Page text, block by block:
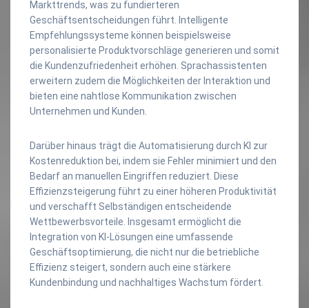
Markttrends, was zu fundierteren
Geschäftsentscheidungen führt. Intelligente
Empfehlungssysteme können beispielsweise
personalisierte Produktvorschläge generieren und somit
die Kundenzufriedenheit erhöhen. Sprachassistenten
erweitern zudem die Möglichkeiten der Interaktion und
bieten eine nahtlose Kommunikation zwischen
Unternehmen und Kunden.
Darüber hinaus trägt die Automatisierung durch KI zur
Kostenreduktion bei, indem sie Fehler minimiert und den
Bedarf an manuellen Eingriffen reduziert. Diese
Effizienzsteigerung führt zu einer höheren Produktivität
und verschafft Selbständigen entscheidende
Wettbewerbsvorteile. Insgesamt ermöglicht die
Integration von KI-Lösungen eine umfassende
Geschäftsoptimierung, die nicht nur die betriebliche
Effizienz steigert, sondern auch eine stärkere
Kundenbindung und nachhaltiges Wachstum fördert.